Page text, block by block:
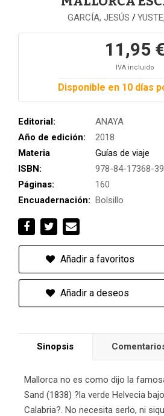
GARCÍA, JESÚS /
11,95
IVA incluido
Disponible en 10 días
Editorial:
ANAYA
Año de edición:
2018
Materia
Guías de viaje
ISBN:
978-84-17368-
Páginas:
160
Encuadernación: Bolsillo
Añadir a favoritos
Añadir a deseos
Sinopsis
Mallorca no es como dijo la
Sand (1838) ?la verde Helvecia
Calabria?. No necesita serlo, ni